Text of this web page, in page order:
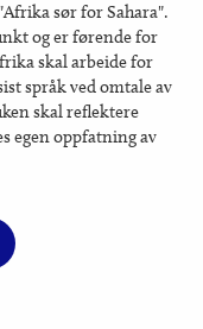
sør for Sahara".
og er førende for
skal arbeide for
språk ved omtale av
skal reflektere
egen oppfatning av